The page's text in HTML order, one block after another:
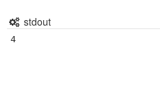
stdout
4